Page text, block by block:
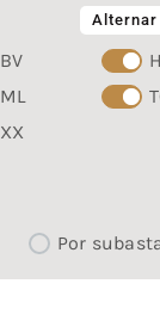
BV
ML
XX
Por